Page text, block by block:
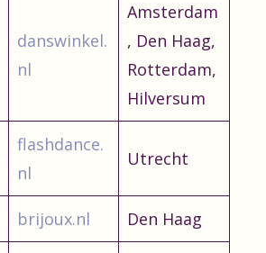
danswinkel.
nl
Amsterdam
, Den Haag,
Rotterdam,
Hilversum
flashdance.
nl
Utrecht
brijoux.nl Den Haag